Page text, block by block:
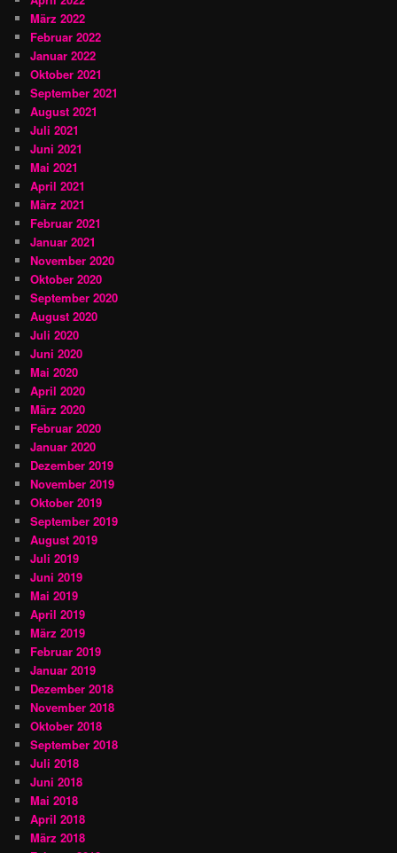
März 2022
Februar 2022
Januar 2022
Oktober 2021
September 2021
August 2021
Juli 2021
Juni 2021
Mai 2021
April 2021
März 2021
Februar 2021
Januar 2021
November 2020
Oktober 2020
September 2020
August 2020
Juli 2020
Juni 2020
Mai 2020
April 2020
März 2020
Februar 2020
Januar 2020
Dezember 2019
November 2019
Oktober 2019
September 2019
August 2019
Juli 2019
Juni 2019
Mai 2019
April 2019
März 2019
Februar 2019
Januar 2019
Dezember 2018
November 2018
Oktober 2018
September 2018
Juli 2018
Juni 2018
Mai 2018
April 2018
März 2018